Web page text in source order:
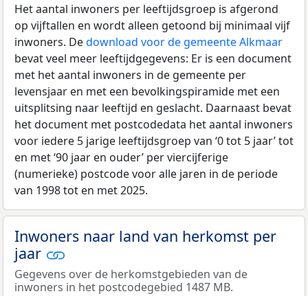
Het aantal inwoners per leeftijdsgroep is afgerond
op vijftallen en wordt alleen getoond bij minimaal vijf
inwoners. Dedownload voor de gemeente Alkmaar
bevat veel meer leeftijdgegevens: Er is een document
met het aantal inwoners in de gemeente per
levensjaar en met een bevolkingspiramide met een
uitsplitsing naar leeftijd en geslacht. Daarnaast bevat
het document met postcodedata het aantal inwoners
voor iedere 5 jarige leeftijdsgroep van ‘0 tot 5 jaar’ tot
en met ‘90 jaar en ouder’ per viercijferige
(numerieke) postcode voor alle jaren in de periode
van 1998 tot en met 2025.
Inwoners naar land van herkomst per
jaar
Gegevens over de herkomstgebieden van de
inwoners in het postcodegebied 1487 MB.